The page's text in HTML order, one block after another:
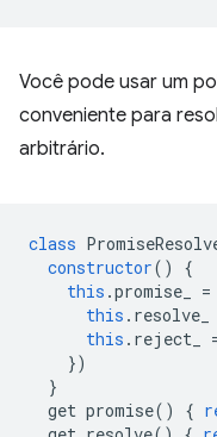
Você pode usar um
conveniente para
arbitrário.
class
constructor()
{
this .promise_ =
this . resolve_
this . reject_
})
}
get promise() {